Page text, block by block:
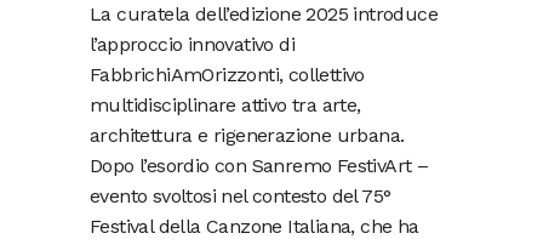
La curatela dell’edizione 2025 introduce
l’approccio innovativo di
FabbrichiAmOrizzonti, collettivo
multidisciplinare attivo tra arte,
architettura e rigenerazione urbana.
Dopo l’esordio con Sanremo FestivArt –
evento svoltosi nel contesto del 75°
Festival della Canzone Italiana, che ha